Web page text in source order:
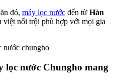
đó, máy lọc nước đến từ Hàn
việt nổi trội phù hợp với mọi gia
lọc nước Chungho mang